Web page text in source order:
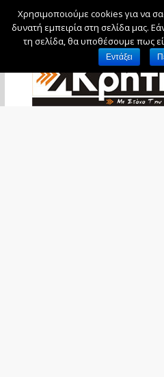
Παρασκευή, 7
Χρησιμοποιούμε cookies για να
δυνατή εμπειρία στη σελίδα μας.
τη σελίδα, θα υποθέσουμε πως
Εντάξει